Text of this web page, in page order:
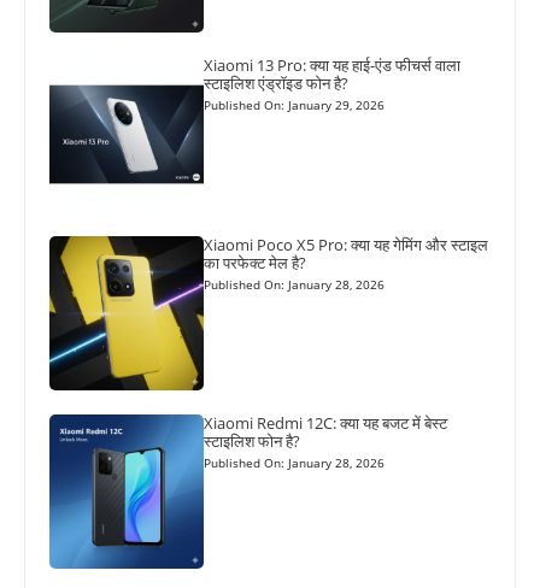
Xiaomi 13 Pro: क्या यह हाई-एंड फीचर्स वाला
स्टाइलिश एंड्रॉइड फोन है?
Published On: January 29, 2026
Xiaomi Poco X5 Pro: क्या यह गेमिंग और स्टाइल
का परफेक्ट मेल है?
Published On: January 28, 2026
Xiaomi Redmi 12C: क्या यह बजट में बेस्ट
स्टाइलिश फोन है?
Published On: January 28, 2026